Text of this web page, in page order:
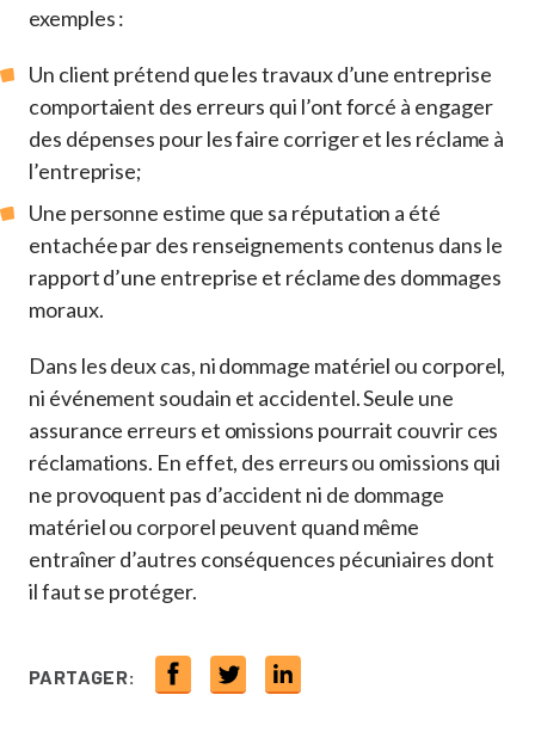
exemples :
Un client prétend que les travaux d’une entreprise
comportaient des erreurs qui l’ont forcé à engager
des dépenses pour les faire corriger et les réclame à
l’entreprise;
Une personne estime que sa réputation a été
entachée par des renseignements contenus dans le
rapport d’une entreprise et réclame des dommages
moraux.
Dans les deux cas, ni dommage matériel ou corporel,
ni événement soudain et accidentel. Seule une
assurance erreurs et omissions pourrait couvrir ces
réclamations. En effet, des erreurs ou omissions qui
ne provoquent pas d’accident ni de dommage
matériel ou corporel peuvent quand même
entraîner d’autres conséquences pécuniaires dont
il faut se protéger.
PARTAGER: